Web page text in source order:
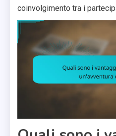
coinvolgimento tra i